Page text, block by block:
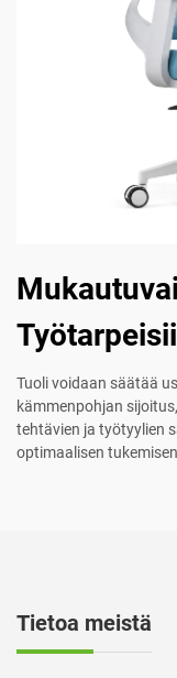
Tuoli voidaan säätää
kämmenpohjan
tehtävien ja työtyylien
optimaalisen
Tietoa meistä